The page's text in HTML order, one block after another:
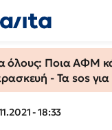
όλους: Ποια ΑΦΜ
- Τα sos για
- 18:33